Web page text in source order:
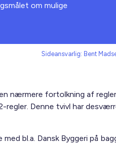
om mulige
Sideansvarlig: Bent
nærmere fortolkning af
regler. Denne tvivl har
bl.a. Dansk Byggeri på